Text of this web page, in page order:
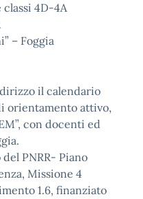
4D-4A
– Foggia
il calendario
orientamento attivo,
con docenti ed
PNRR- Piano
Missione 4
1.6, finanziato